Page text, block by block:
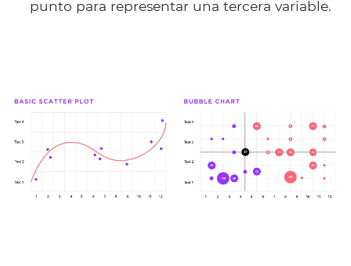
punto para representar una tercera variable.